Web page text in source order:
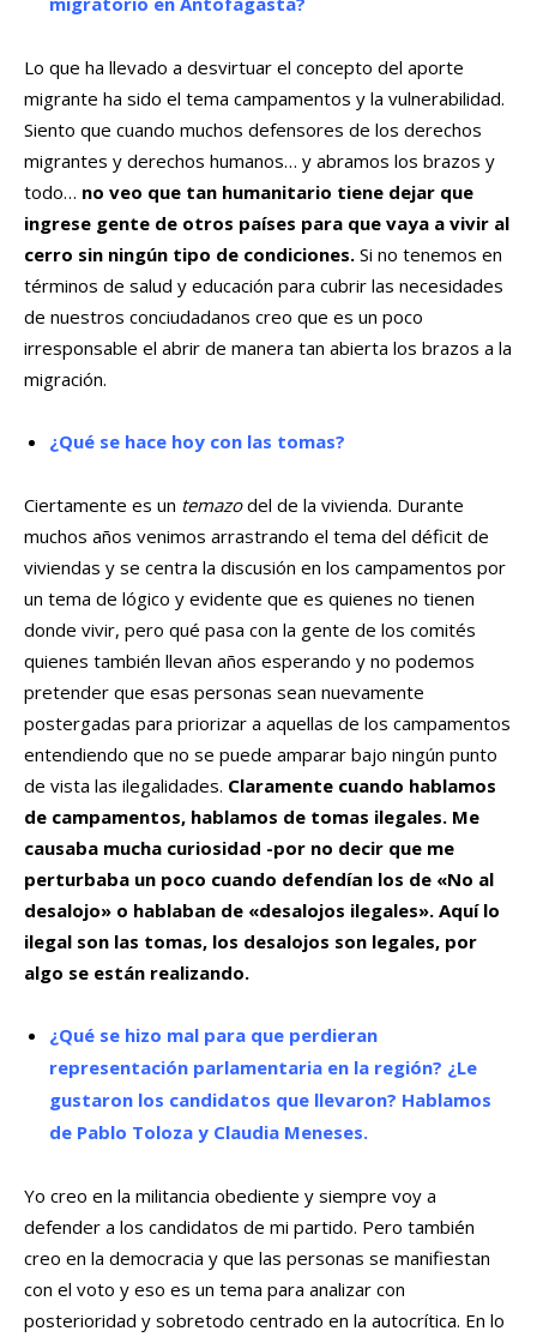
Lo que ha llevado a desvirtuar el concepto del aporte
migrante ha sido el tema campamentos y la vulnerabilidad.
Siento que cuando muchos defensores de los derechos
migrantes y derechos humanos… y abramos los brazos y
todo… no veo que tan humanitario tiene dejar que
ingrese gente de otros países para que vaya a vivir al
cerro sin ningún tipo de condiciones. Si no tenemos en
términos de salud y educación para cubrir las necesidades
de nuestros conciudadanos creo que es un poco
irresponsable el abrir de manera tan abierta los brazos a la
migración.
¿Qué se hace hoy con las tomas?
Ciertamente es un temazodel de la vivienda. Durante
muchos años venimos arrastrando el tema del déficit de
viviendas y se centra la discusión en los campamentos por
un tema de lógico y evidente que es quienes no tienen
donde vivir, pero qué pasa con la gente de los comités
quienes también llevan años esperando y no podemos
pretender que esas personas sean nuevamente
postergadas para priorizar a aquellas de los campamentos
entendiendo que no se puede amparar bajo ningún punto
de vista las ilegalidades. Claramente cuando hablamos
de campamentos, hablamos de tomas ilegales. Me
causaba mucha curiosidad -por no decir que me
perturbaba un poco cuando defendían los de «No al
desalojo» o hablaban de «desalojos ilegales». Aquí lo
ilegal son las tomas, los desalojos son legales, por
algo se están realizando.
¿Qué se hizo mal para que perdieran
representación parlamentaria en la región? ¿Le
gustaron los candidatos que llevaron? Hablamos
de Pablo Toloza y Claudia Meneses.
Yo creo en la militancia obediente y siempre voy a
defender a los candidatos de mi partido. Pero también
creo en la democracia y que las personas se manifiestan
con el voto y eso es un tema para analizar con
posterioridad y sobretodo centrado en la autocrítica. En lo